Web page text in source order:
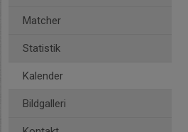
Matcher
Statistik
Kalender
Bildgalleri